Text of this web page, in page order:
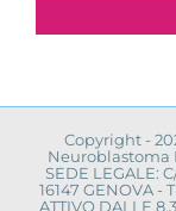
Copyright -
Neuroblastoma
SEDE LEGALE:
16147 GENOVA -
ATTIVO DALLE